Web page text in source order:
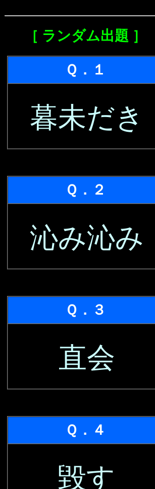
［ ランダム出題 ］
Ｑ．１
暮未だき
Ｑ．２
沁み沁み
Ｑ．３
直会
Ｑ．４
毀す